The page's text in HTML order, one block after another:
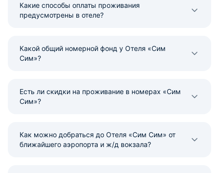
Какие способы оплаты проживания
предусмотрены в отеле?
Какой общий номерной фонд у Отеля «Сим
Сим»?
Есть ли скидки на проживание в номерах «Сим
Сим»?
Как можно добраться до Отеля «Сим Сим» от
ближайшего аэропорта и ж/д вокзала?